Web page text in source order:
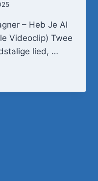
– Heb Je Al
Videoclip) Twee
lied, …